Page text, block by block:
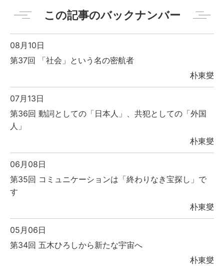
この記事のバックナンバー
08月10日
第37回 「社会」という名の密航者
朴東燮
07月13日
第36回 動詞としての「日本人」、共犯としての「外国
人」
朴東燮
06月08日
第35回 コミュニケーションは「終わりなき宝探し」で
す
朴東燮
05月06日
第34回 五木ひろしから新たな宇宙へ
朴東燮